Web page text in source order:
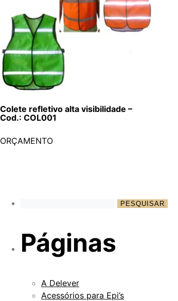
Colete refletivo alta visibilidade –
Cod.: COL001
ORÇAMENTO
Páginas
A Delever
Acessórios para Epi’s